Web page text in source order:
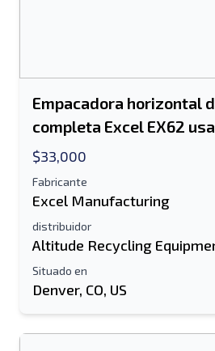
Empacadora horizontal
completa Excel EX62
$33,000
Fabricante
Excel Manufacturing
distribuidor
Altitude Recycling
Situado en
Denver, CO, US